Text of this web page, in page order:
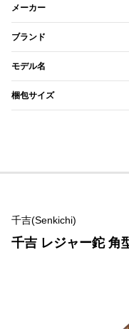
メーカー
ブランド
モデル名
梱包サイズ
千吉(Senkichi)
千吉 レジャー鉈 角